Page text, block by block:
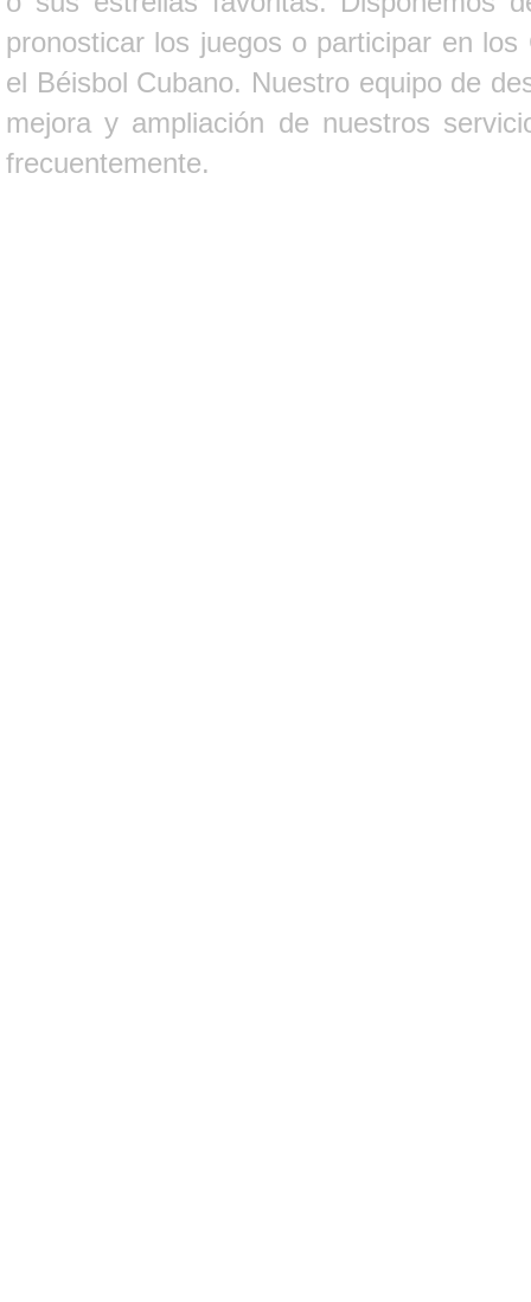
pronosticar los juegos o participar en
el Béisbol Cubano. Nuestro equipo de
mejora y ampliación de nuestros
frecuentemente.